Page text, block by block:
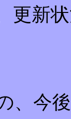
更新
、今